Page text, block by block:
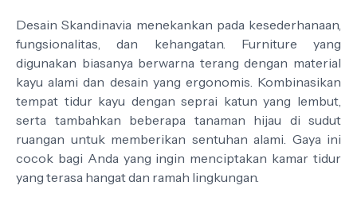
Desain Skandinavia menekankan pada kesederhanaan,
fungsionalitas, dan kehangatan. Furniture yang
digunakan biasanya berwarna terang dengan material
kayu alami dan desain yang ergonomis. Kombinasikan
tempat tidur kayu dengan seprai katun yang lembut,
serta tambahkan beberapa tanaman hijau di sudut
ruangan untuk memberikan sentuhan alami. Gaya ini
cocok bagi Anda yang ingin menciptakan kamar tidur
yang terasa hangat dan ramah lingkungan.